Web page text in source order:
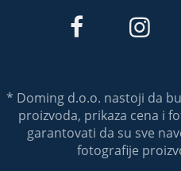
 
* Doming d.o.o. nastoji da
proizvoda, prikaza cena i
garantovati da su sve
fotografije